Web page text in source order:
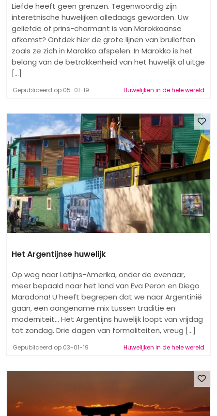
Liefde heeft geen grenzen. Tegenwoordig zijn
interetnische huwelijken alledaags geworden. Uw
geliefde of prins-charmant is van Marokkaanse
afkomst? Ontdek hier de grote lijnen van bruiloften
zoals ze zich in Marokko afspelen. In Marokko is het
belang van de betrokkenheid van het huwelijk al uitge
[...]
Gepubliceerd op 05-01-19 Huwelijken in de hele wereld
Het Argentijnse huwelijk
Op weg naar Latijns-Amerika, onder de evenaar,
meer bepaald naar het land van Eva Peron en Diego
Maradona! U heeft begrepen dat we naar Argentinië
gaan, een aangename mix tussen traditie en
moderniteit... Het Argentijns huwelijk loopt van vrijdag
tot zondag. Drie dagen van formaliteiten, vreug [...]
Gepubliceerd op 03-01-19 Huwelijken in de hele wereld